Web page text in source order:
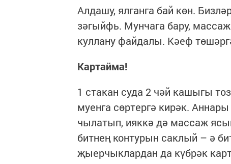
Алдашу, ялганга бай көн.
зәгыйфь. Мунчага бару,
куллану файдалы. Кәеф
Картайма!
1 стакан суда 2 чәй кашыгы
муенга сөртергә кирәк.
чылатып, ияккә дә массаж
битнең контурын саклый – ә
җыерчыклардан да күбрәк